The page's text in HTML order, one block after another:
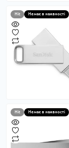
Hit Немає в наявності
Hit Немає в наявності